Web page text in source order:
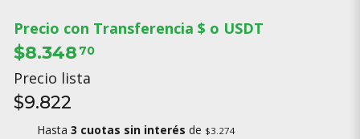
Precio con Transferencia $ o USDT
$8.348 70
Precio lista
$9.822
Hasta 3 cuotas sin interés de $3.274